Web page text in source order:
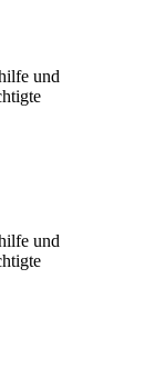
und
und